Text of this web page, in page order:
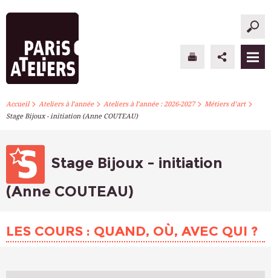
PARIS ATELIERS
ATELIERS À L’ANNÉE
STAGES PONCTUELS
S’INSCRIRE
Accueil> Ateliers à l’année> Ateliers à l’année : 2026-2027> Métiers d’art>
Stage Bijoux - initiation (Anne COUTEAU)
Stage Bijoux - initiation
(Anne COUTEAU)
LES COURS : QUAND, OÙ, AVEC QUI ?